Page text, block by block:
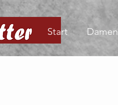
Start Damen